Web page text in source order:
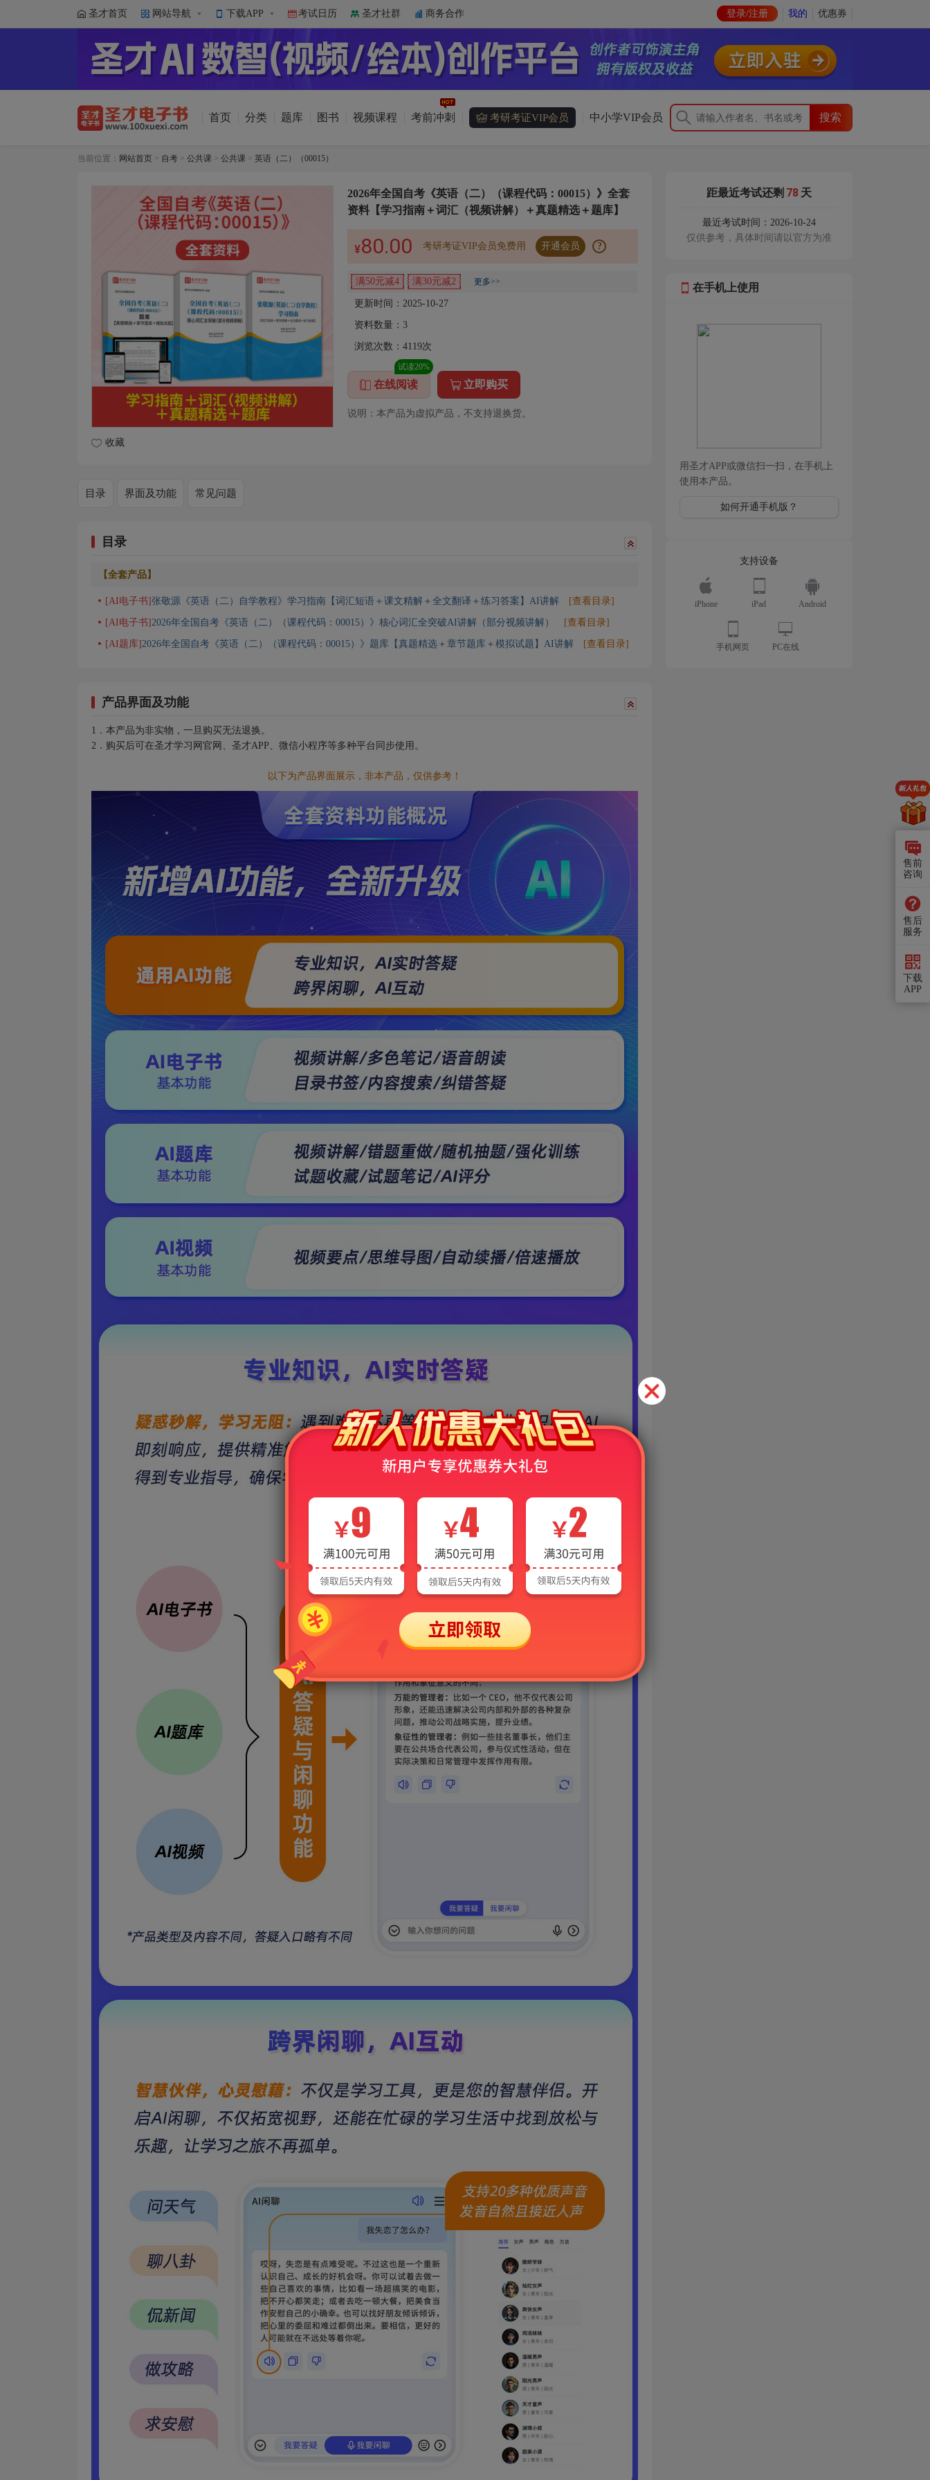
圣才首页 网站导航 下载APP 考试日历 圣才社群 商务合作 登录/注册 我的 优惠券
首页 分类 题库 图书 视频课程 考前冲刺 考研考证VIP会员 中小学VIP会员
当前位置： 网站首页 > 自考 > 公共课 > 公共课 > 英语（二）（00015）
收藏
2026年全国自考《英语（二）（课程代码：00015）》全套
资料【学习指南＋词汇（视频讲解）＋真题精选＋题库】
¥80.00 考研考证VIP会员免费用 开通会员 ?
满50元减4 满30元减2 更多>>
更新时间：2025-10-27
资料数量： 3
浏览次数： 4119次
在线阅读
试读20%
立即购买
说明：本产品为虚拟产品，不支持退换货。
目录 界面及功能 常见问题
目录
【全套产品】
[AI电子书] 张敬源《英语（二）自学教程》学习指南【词汇短语＋课文精解＋全文翻译＋练习答案】AI讲解 [查看目录]
[AI电子书]2026年全国自考《英语（二）（课程代码：00015）》核心词汇全突破AI讲解（部分视频讲解） [查看目录]
[AI题库]2026年全国自考《英语（二）（课程代码：00015）》题库【真题精选＋章节题库＋模拟试题】AI讲解 [查看目录]
产品界面及功能
1．本产品为非实物，一旦购买无法退换。
2．购买后可在圣才学习网官网、圣才APP、微信小程序等多种平台同步使用。
以下为产品界面展示，非本产品，仅供参考！
距最近考试还剩 78 天
最近考试时间：2026-10-24
仅供参考，具体时间请以官方为准
在手机上使用
用圣才APP或微信扫一扫，在手机上
使用本产品。
如何开通手机版？
支持设备
iPhone iPad Android
手机网页 PC在线
售前
咨询
售后
服务
下载
APP